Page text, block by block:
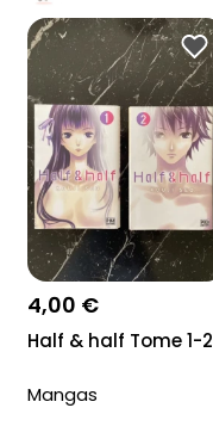
4,00 €
Half & half Tome 1-2
Mangas